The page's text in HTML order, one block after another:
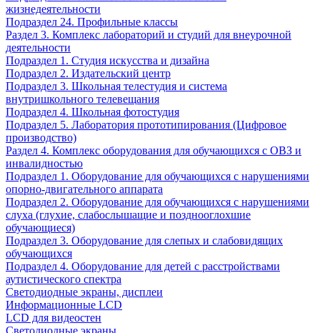
жизнедеятельности
Подраздел 24. Профильные классы
Раздел 3. Комплекс лабораторий и студий для внеурочной
деятельности
Подраздел 1. Студия искусства и дизайна
Подраздел 2. Издательский центр
Подраздел 3. Школьная телестудия и система
внутришкольного телевещания
Подраздел 4. Школьная фотостудия
Подраздел 5. Лаборатория прототипирования (Цифровое
производство)
Раздел 4. Комплекс оборудования для обучающихся с ОВЗ и
инвалидностью
Подраздел 1. Оборудование для обучающихся с нарушениями
опорно-двигательного аппарата
Подраздел 2. Оборудование для обучающихся с нарушениями
слуха (глухие, слабослышащие и позднооглохшие
обучающиеся)
Подраздел 3. Оборудование для слепых и слабовидящих
обучающихся
Подраздел 4. Оборудование для детей с расстройствами
аутистического спектра
Светодиодные экраны, дисплеи
Информационные LCD
LCD для видеостен
Светодиодные экраны